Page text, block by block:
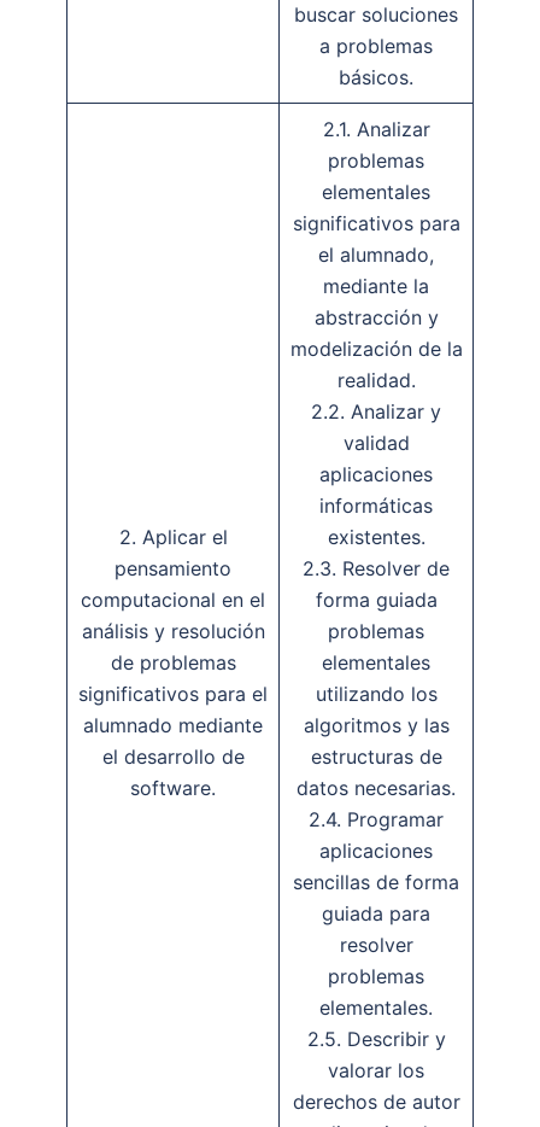
buscar soluciones
a problemas
básicos.
2. Aplicar el
pensamiento
computacional en el
análisis y resolución
de problemas
significativos para el
alumnado mediante
el desarrollo de
software.
2.1. Analizar
problemas
elementales
significativos para
el alumnado,
mediante la
abstracción y
modelización de la
realidad.
2.2. Analizar y
validad
aplicaciones
informáticas
existentes.
2.3. Resolver de
forma guiada
problemas
elementales
utilizando los
algoritmos y las
estructuras de
datos necesarias.
2.4. Programar
aplicaciones
sencillas de forma
guiada para
resolver
problemas
elementales.
2.5. Describir y
valorar los
derechos de autor